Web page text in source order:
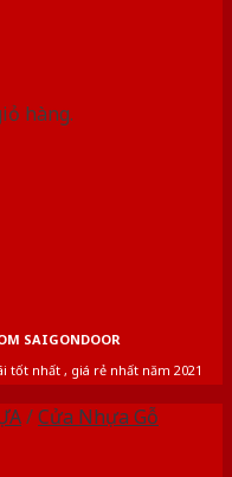
hàng.
SAIGONDOOR
tốt nhất , giá rẻ nhất năm 2021
/Cửa Nhựa Gỗ